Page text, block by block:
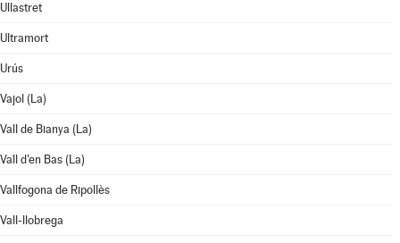
Ullastret
Ultramort
Urús
Vajol (La)
Vall de Bianya (La)
Vall d'en Bas (La)
Vallfogona de Ripollès
Vall-llobrega